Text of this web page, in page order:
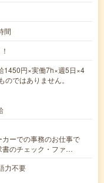
間
円×実働7h×週5日×4
ではありません。
ーでの事務のお仕事で
書のチェック・ファ…
力不要